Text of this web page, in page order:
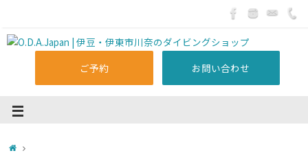
ご予約 お問い合わせ